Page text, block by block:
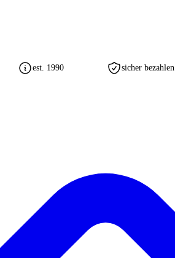
est. 1990 sicher bezahlen